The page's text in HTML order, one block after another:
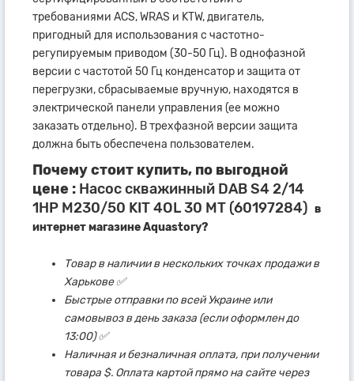
требованиями ACS, WRAS и KTW, двигатель,
пригодный для использования с частотно-
регупируемым приводом (30-50 Гц). В однофазной
версии с частотой 50 Гц конденсатор и защита от
перегрузки, сбрасываемые вручную, находятся в
электрической панели управления (ее можно
заказать отдельно). В трехфазной версии защита
должна быть обеспечена пользователем.
Почему стоит купить, по выгодной
цене : Насос скважинный DAB S4 2/14
1HP M230/50 KIT 4OL 30 MT (60197284) в
интернет магазине Aquastory?
Товар в наличии в нескольких точках продажи в
Харькове ✅
Быстрые отправки по всей Украине или
самовывоз в день заказа (если оформлен до
13:00) ✅
Наличная и безналичная оплата, при получении
товара $. Оплата картой прямо на сайте через